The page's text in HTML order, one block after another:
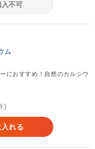
不可
ム
におすすめ！自然のカルシウ
)
れる